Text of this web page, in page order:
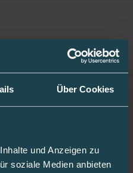
Über Cookies
und Anzeigen zu
soziale Medien anbieten
Produkt